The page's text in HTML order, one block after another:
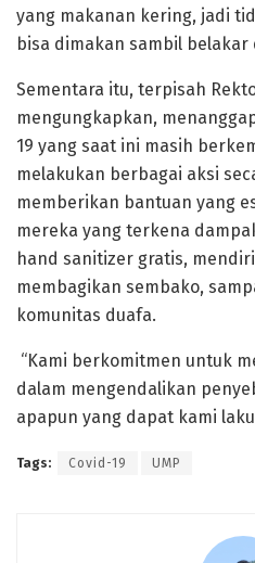
yang makanan kering, jadi
bisa dimakan sambil belakar
Sementara itu, terpisah
mengungkapkan,
19 yang saat ini masih
melakukan berbagai aksi
memberikan bantuan yang
mereka yang terkena
hand sanitizer gratis,
membagikan sembako,
komunitas duafa.
“Kami berkomitmen untuk
dalam mengendalikan
apapun yang dapat kami
Tags: Covid-19 UMP